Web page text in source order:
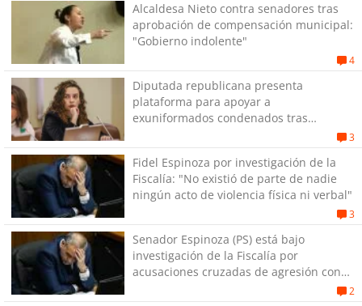
Alcaldesa Nieto contra senadores tras
aprobación de compensación municipal:
"Gobierno indolente"
4
Diputada republicana presenta
plataforma para apoyar a
exuniformados condenados tras
3
Fidel Espinoza por investigación de la
Fiscalía: "No existió de parte de nadie
ningún acto de violencia física ni verbal"
3
Senador Espinoza (PS) está bajo
investigación de la Fiscalía por
acusaciones cruzadas de agresión con
2